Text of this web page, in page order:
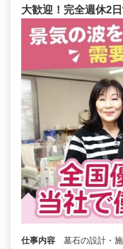
大歓迎！完全週休2日
仕事内容
墓石の設計・